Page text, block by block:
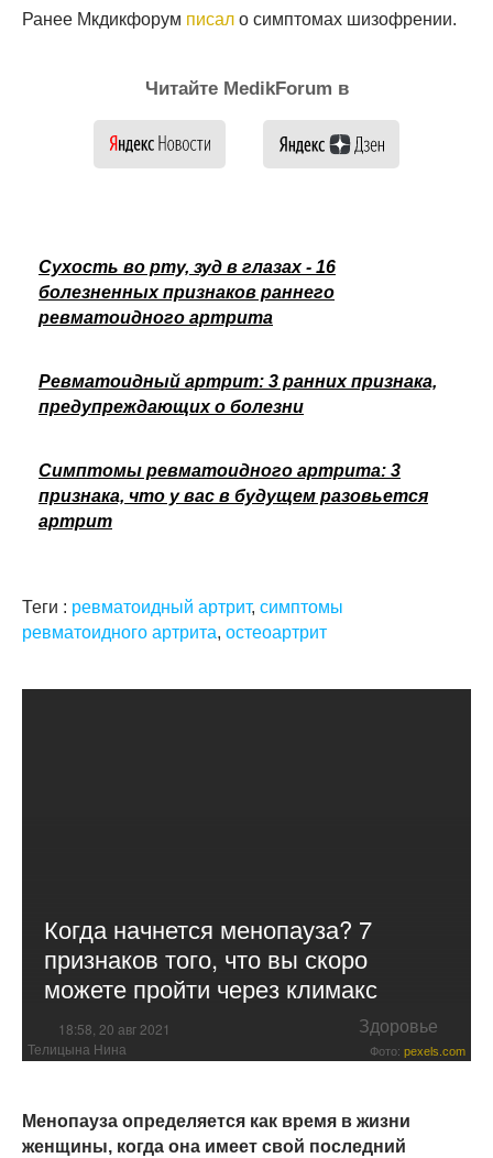
Ранее Мкдикфорум писал о симптомах шизофрении.
Читайте MedikForum в
Сухость во рту, зуд в глазах - 16
болезненных признаков раннего
ревматоидного артрита
Ревматоидный артрит: 3 ранних признака,
предупреждающих о болезни
Симптомы ревматоидного артрита: 3
признака, что у вас в будущем разовьется
артрит
Теги : ревматоидный артрит, симптомы
ревматоидного артрита, остеоартрит
Когда начнется менопауза? 7
признаков того, что вы скоро
можете пройти через климакс
18:58, 20 авг 2021 Здоровье
Телицына Нина Фото: pexels.com
Менопауза определяется как время в жизни
женщины, когда она имеет свой последний